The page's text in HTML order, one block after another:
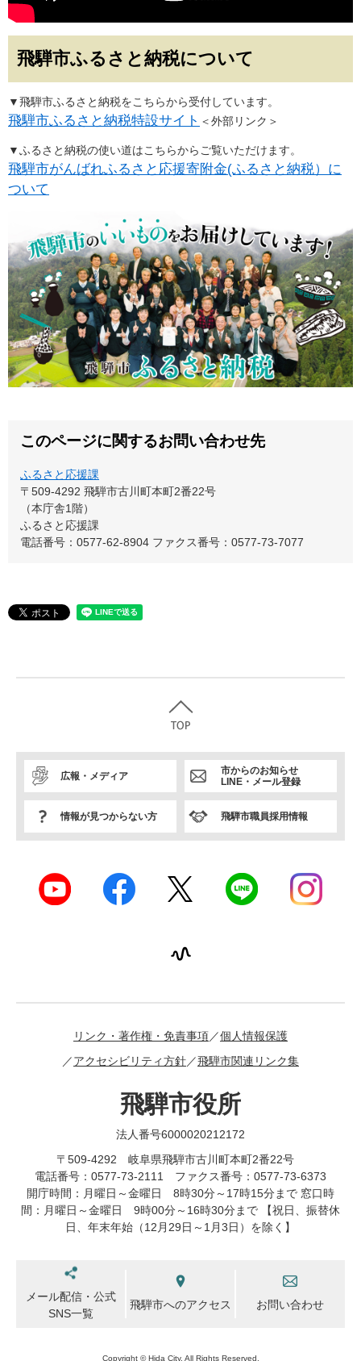
飛騨市ふるさと納税について
▼飛騨市ふるさと納税をこちらから受付しています。
飛騨市ふるさと納税特設サイト ＜外部リンク＞
▼ふるさと納税の使い道はこちらからご覧いただけます。
飛騨市がんばれふるさと応援寄附金(ふるさと納税）に
ついて
このページに関するお問い合わせ先
ふるさと応援課
〒509-4292 飛騨市古川町本町2番22号
（本庁舎1階）
ふるさと応援課
電話番号：0577-62-8904 ファクス番号：0577-73-7077
広報・メディア
市からのお知らせ
LINE・メール登録
情報が見つからない方 飛騨市職員採用情報
リンク・著作権・免責事項
個人情報保護
アクセシビリティ方針
飛騨市関連リンク集
飛騨市役所
法人番号6000020212172
〒509-4292 岐阜県飛騨市古川町本町2番22号
電話番号：0577-73-2111 ファクス番号：0577-73-6373
開庁時間：月曜日～金曜日 8時30分～17時15分まで 窓口時
間：月曜日～金曜日 9時00分～16時30分まで 【祝日、振替休
日、年末年始（12月29日～1月3日）を除く】
メール配信・公式
SNS一覧
飛騨市へのアクセス お問い合わせ
Copyright © Hida City. All Rights Reserved.